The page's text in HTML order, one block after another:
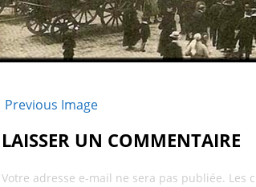
Image
LAISSER UN COMMENTAIRE
Votre adresse e-mail ne sera pas publiée. Les